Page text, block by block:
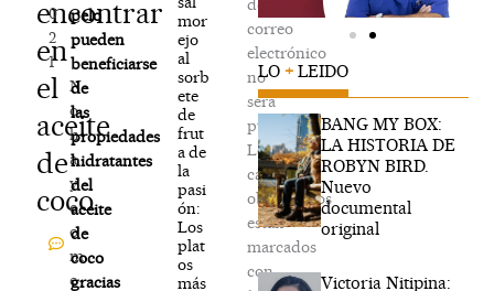
encontrar
en
el
aceite
de
coco
0
2
1
N
o
h
a
y
c
o
m
e
pelo
pueden
beneficiarse
de
las
propiedades
hidratantes
del
aceite
de
coco
gracias
mor
ejo
al
sorb
ete
de
frut
a de
la
pasi
ón:
Los
plat
os
más
de
correo
electrónico
no
será
publicada.
Los
campos
obligatorios
están
marcados
con
LO + LEIDO
BANG MY BOX:
LA HISTORIA DE
ROBYN BIRD.
Nuevo
documental
original
Victoria Nitipina: